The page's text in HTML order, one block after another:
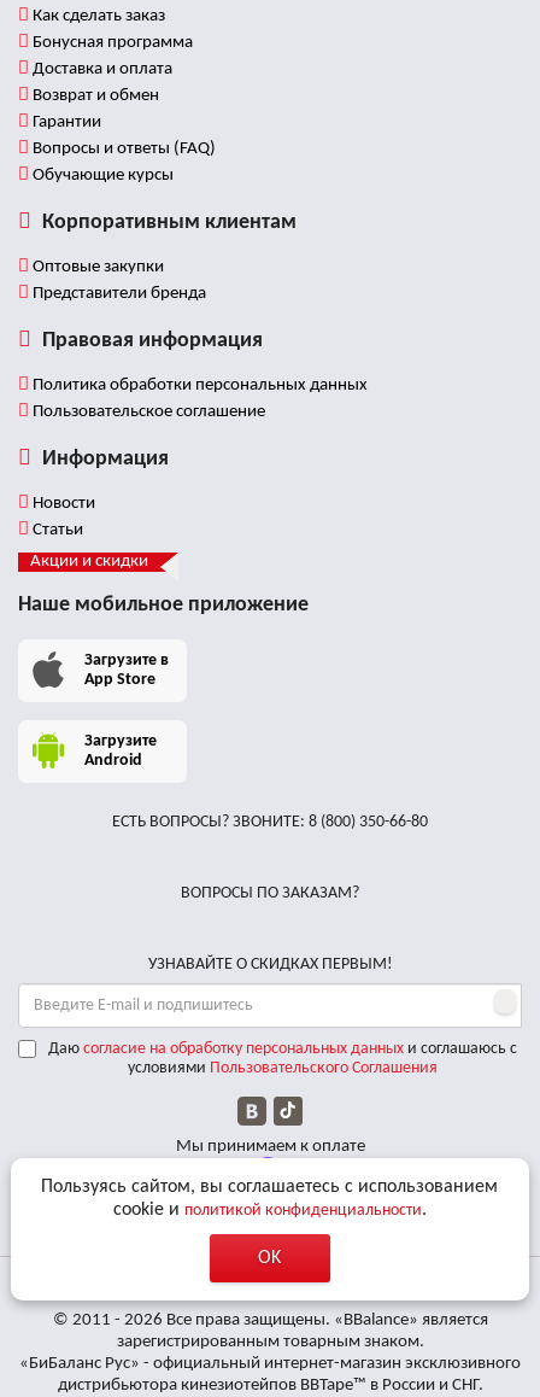
Как сделать заказ
Бонусная программа
Доставка и оплата
Возврат и обмен
Гарантии
Вопросы и ответы (FAQ)
Обучающие курсы
Корпоративным клиентам
Оптовые закупки
Представители бренда
Правовая информация
Политика обработки персональных данных
Пользовательское соглашение
Информация
Новости
Статьи
Акции и скидки
Наше мобильное приложение
Загрузите в
App Store
Загрузите
Android
ЕСТЬ ВОПРОСЫ? ЗВОНИТЕ: 8 (800) 350-66-80
ВОПРОСЫ ПО ЗАКАЗАМ?
УЗНАВАЙТЕ О СКИДКАХ ПЕРВЫМ!
Даю согласие на обработку персональных данныхи соглашаюсь с
условиями Пользовательского Соглашения
Мы принимаем к оплате
Доставляем по РФ курьерскими службами
© 2011 - 2026 Все права защищены. «BBalance» является
зарегистрированным товарным знаком.
«БиБаланс Рус» - официальный интернет-магазин эксклюзивного
дистрибьютора кинезиотейпов BBTape™ в России и СНГ.
Пользуясь сайтом, вы соглашаетесь с использованием
cookie и политикой конфиденциальности.
OK